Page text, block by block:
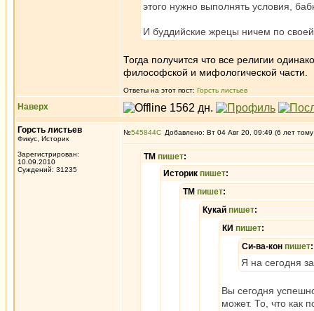
этого нужно выполнять условия,
И буддийские жрецы ничем по
Тогда получится что все религии
философской и мифологической части.
Ответы на этот пост: Горсть листьев
Наверх
Горсть листьев
Фикус, Историк
Зарегистрирован:
10.09.2010
Суждений: 31235
№545844 Добавлено: Вт 04 Авг 20, 09:49 (6 лет
ТМ пишет:
Историк пишет:
ТМ пишет:
Кукай пишет:
КИ пишет:
Си-ва-кон пишет:
Я на сегодня
Вы сегодня
может. То, что как